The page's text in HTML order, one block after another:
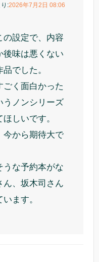
り:2026年7月2日 08:06
の設定で、内容
後味は悪くない
でした。
ごく面白かった
うノンシリーズ
しいです。
今から期待大で
うな予約本がな
ん、坂木司さん
ます。